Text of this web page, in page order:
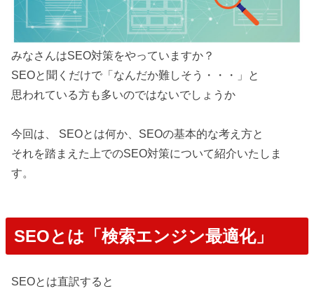
みなさんはSEO対策をやっていますか？
SEOと聞くだけで「なんだか難しそう・・・」と
思われている方も多いのではないでしょうか
今回は、 SEOとは何か、SEOの基本的な考え方と
それを踏まえた上でのSEO対策について紹介いたしま
す。
SEOとは「検索エンジン最適化」
SEOとは直訳すると